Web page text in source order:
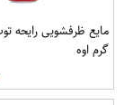
گرم اوه